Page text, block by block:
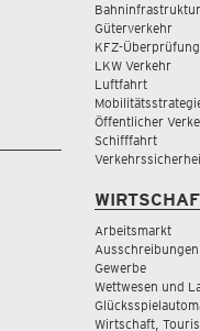
Bahninfrastruktur
Güterverkehr
KFZ-
LKW Verkehr
Luftfahrt
Öffentlicher
Schifffahrt
Arbeitsmarkt
Gewerbe
Wettwesen und
Wirtschaft,